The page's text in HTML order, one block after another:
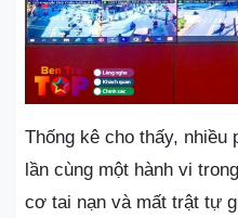
Thống kê cho thấy, nhiều
lần cùng một hành vi
cơ tai nạn và mất trật tự